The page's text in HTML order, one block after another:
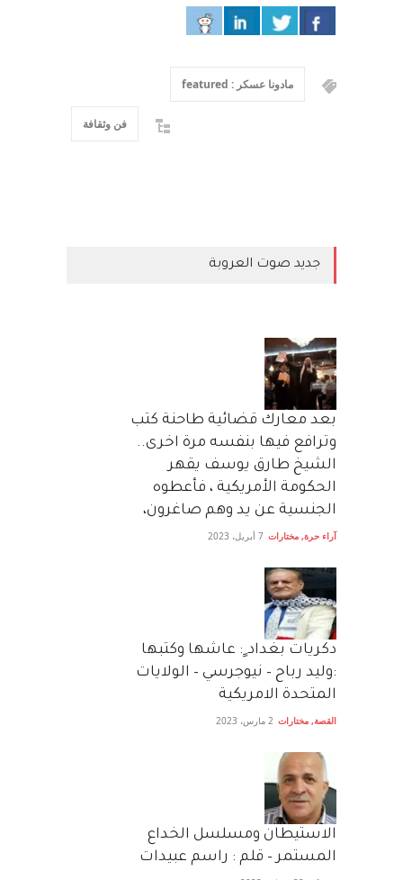
مادونا عسكر : featured
فن وثقافة
جديد صوت العروبة
بعد معارك قضائية طاحنة كتب
وترافع فيها بنفسه مرة اخرى..
الشيخ طارق يوسف يقهر
الحكومة الأمريكية ، فأعطوه
الجنسية عن يد وهم صاغرون،
آراء حرة, مختارات 7 أبريل، 2023
دكريات بغداد ٍ: عاشها وكتبها
:وليد رباح – نيوجرسي – الولايات
المتحدة الامريكية
القصة, مختارات 2 مارس، 2023
الاستيطان ومسلسل الخداع
المستمر – قلم : راسم عبيدات